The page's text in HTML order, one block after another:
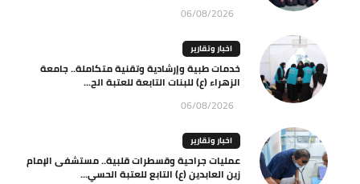
06/08/2026
اخبار وتقارير
خدمات طبية وإرشادية وتقنية متكاملة.. جامعة
الزهراء (ع) للبنات التابعة للعتبة الح...
06/08/2026
اخبار وتقارير
عمليات جراحية وقسطرات قلبية.. مستشفى الإمام
زين العابدين (ع) التابع للعتبة الحسي...